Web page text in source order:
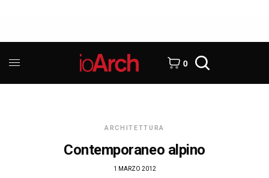
0
ARCHITETTURA
Contemporaneo alpino
1 MARZO 2012